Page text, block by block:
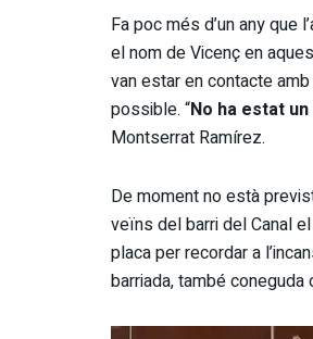
Fa poc més d’un any
el nom de Vicenç en
van estar en contacte
possible. “No ha estat
Montserrat Ramírez.
De moment no està
veïns del barri del Canal
placa per recordar a
barriada, també coneguda